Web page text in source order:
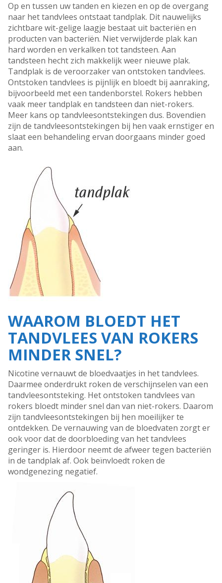
Op en tussen uw tanden en kiezen en op de overgang
naar het tandvlees ontstaat tandplak. Dit nauwelijks
zichtbare wit-gelige laagje bestaat uit bacteriën en
producten van bacteriën. Niet verwijderde plak kan
hard worden en verkalken tot tandsteen. Aan
tandsteen hecht zich makkelijk weer nieuwe plak.
Tandplak is de veroorzaker van ontstoken tandvlees.
Ontstoken tandvlees is pijnlijk en bloedt bij aanraking,
bijvoorbeeld met een tandenborstel. Rokers hebben
vaak meer tandplak en tandsteen dan niet-rokers.
Meer kans op tandvleesontstekingen dus. Bovendien
zijn de tandvleesontstekingen bij hen vaak ernstiger en
slaat een behandeling ervan doorgaans minder goed
aan.
WAAROM BLOEDT HET
TANDVLEES VAN ROKERS
MINDER SNEL?
Nicotine vernauwt de bloedvaatjes in het tandvlees.
Daarmee onderdrukt roken de verschijnselen van een
tandvleesontsteking. Het ontstoken tandvlees van
rokers bloedt minder snel dan van niet-rokers. Daarom
zijn tandvleesontstekingen bij hen moeilijker te
ontdekken. De vernauwing van de bloedvaten zorgt er
ook voor dat de doorbloeding van het tandvlees
geringer is. Hierdoor neemt de afweer tegen bacteriën
in de tandplak af. Ook beïnvloedt roken de
wondgenezing negatief.